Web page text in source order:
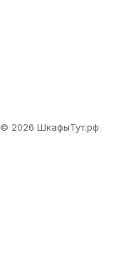
© 2026 ШкафыТут.рф